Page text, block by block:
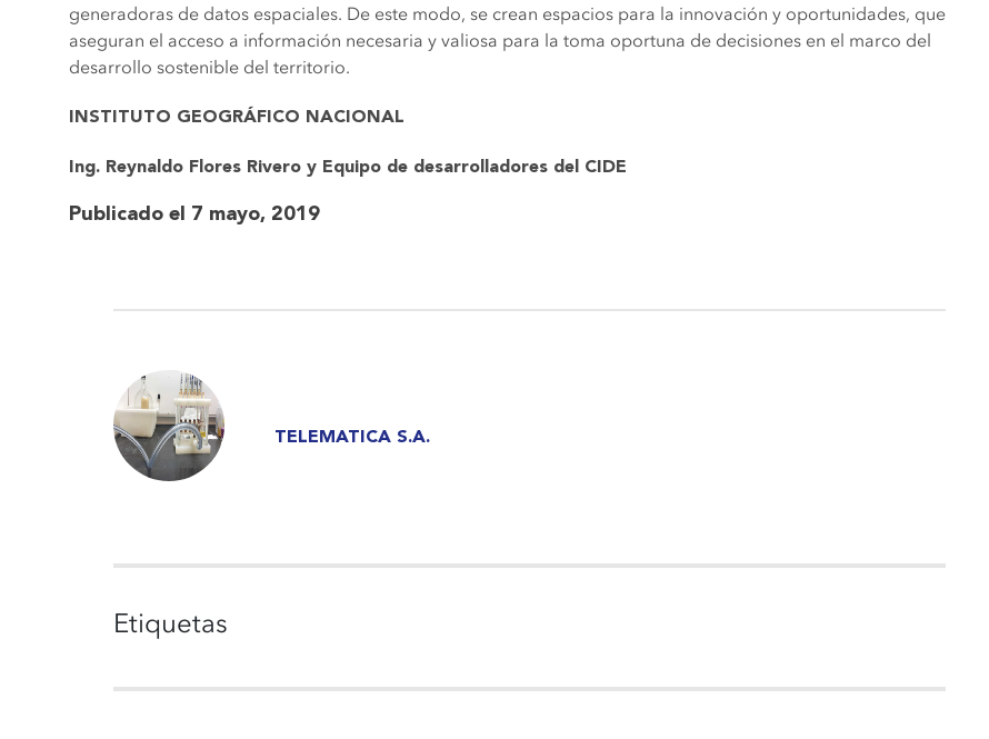
generadoras de datos espaciales. De este modo, se crean espacios para la innovación y oportunidades, que
aseguran el acceso a información necesaria y valiosa para la toma oportuna de decisiones en el marco del
desarrollo sostenible del territorio.
INSTITUTO GEOGRÁFICO NACIONAL
Ing. Reynaldo Flores Rivero y Equipo de desarrolladores del CIDE
Publicado el 7 mayo, 2019
TELEMATICA S.A.
Etiquetas